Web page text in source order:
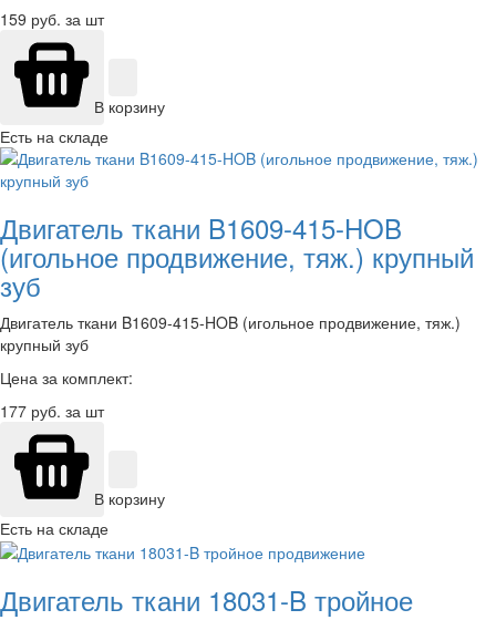
159 руб. за шт
В корзину
Есть на складе
Двигатель ткани B1609-415-HOB
(игольное продвижение, тяж.) крупный
зуб
Двигатель ткани B1609-415-HOB (игольное продвижение, тяж.)
крупный зуб
Цена за комплект:
177 руб. за шт
В корзину
Есть на складе
Двигатель ткани 18031-B тройное